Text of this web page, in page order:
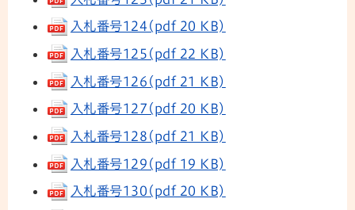
入札番号124(pdf 20 KB)
入札番号125(pdf 22 KB)
入札番号126(pdf 21 KB)
入札番号127(pdf 20 KB)
入札番号128(pdf 21 KB)
入札番号129(pdf 19 KB)
入札番号130(pdf 20 KB)